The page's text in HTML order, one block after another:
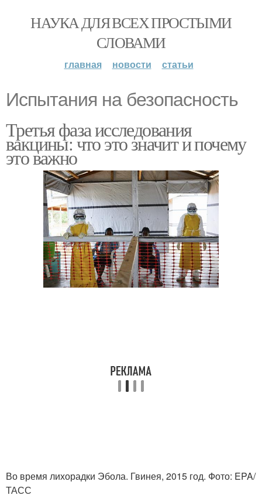
НАУКА ДЛЯ ВСЕХ ПРОСТЫМИ
СЛОВАМИ
главная новости статьи
Испытания на безопасность
Третья фаза исследования
вакцины: что это значит и почему
это важно
Во время лихорадки Эбола. Гвинея, 2015 год. Фото: EPA/
ТАСС